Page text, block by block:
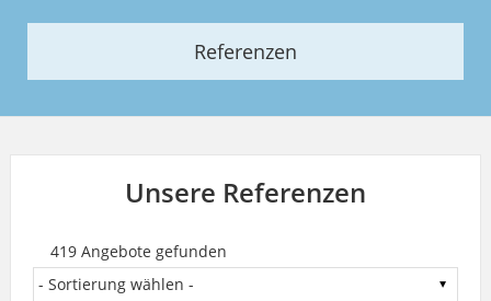
Referenzen
Unsere Referenzen
419 Angebote gefunden